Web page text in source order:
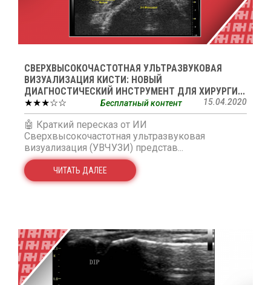
СВЕРХВЫСОКОЧАСТОТНАЯ УЛЬТРАЗВУКОВАЯ
ВИЗУАЛИЗАЦИЯ КИСТИ: НОВЫЙ
ДИАГНОСТИЧЕСКИЙ ИНСТРУМЕНТ ДЛЯ ХИРУРГИ...
★★★☆☆
15.04.2020
Бесплатный контент
🤖 Краткий пересказ от ИИ
Сверхвысокочастотная ультразвуковая
визуализация (УВЧУЗИ) представ...
ЧИТАТЬ ДАЛЕЕ